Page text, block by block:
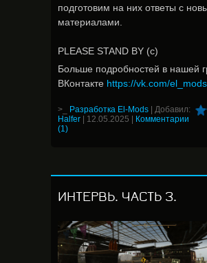
подготовим на них ответы с
материалами.
PLEASE STAND BY (c)
Больше подробностей в нашей
ВКонтакте https://vk.com/el_mods
>_ Разработка El-Mods
Добавил:
Halfer
12.05.2025
Комментарии
(1)
ИНТЕРВЬ. ЧАСТЬ 3.